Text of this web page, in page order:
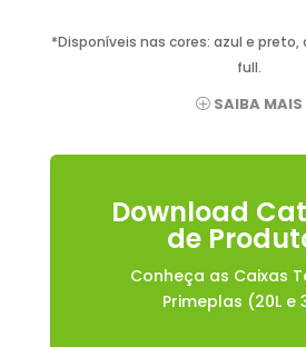
*Disponíveis nas cores: azul e
full.
SAIBA MAIS
Download
de
Conheça as Caixas
Primeplas (20L e